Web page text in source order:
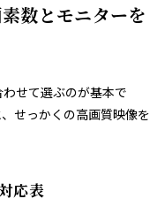
数とモニターを
せて選ぶのが基本で
せっかくの高画質映像を
応表